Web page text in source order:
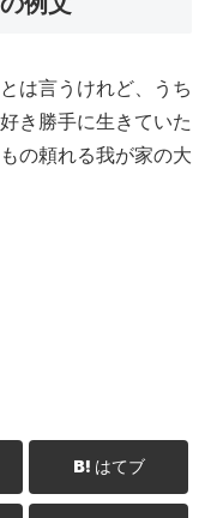
は言うけれど、うち
き勝手に生きていた
の頼れる我が家の大
はてブ